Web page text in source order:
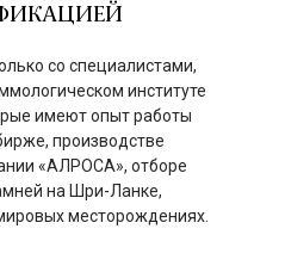
со специалистами,
институте
имеют опыт работы
производстве
«АЛРОСА», отборе
на Шри-Ланке,
месторождениях.